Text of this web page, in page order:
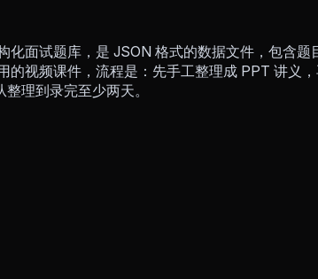
面试题库，是 JSON 格式的数据文件，包含题
的视频课件，流程是：先手工整理成 PPT 讲义
理到录完至少两天。